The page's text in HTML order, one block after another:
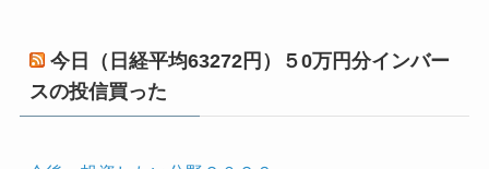
今日（日経平均63272円）５0万円分インバー
スの投信買った